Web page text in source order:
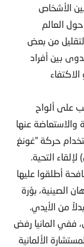
الأشخاص
العالم
من بعض
بين أفراد
على ألواح
عنها
حركة “غونغ
التحية.
أطلقوا عليها
الصينية، بؤرة
من الأيدي.
ففي المانيا رفض
الألمانية